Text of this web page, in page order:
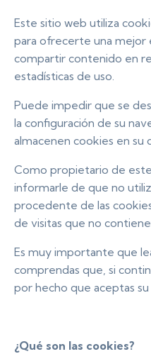
Este sitio web utiliza
para ofrecerte una mejor
compartir contenido en
estadísticas de uso.
Puede impedir que se
la configuración de su
almacenen cookies en su
Como propietario de
informarle de que no
procedente de las
de visitas que no
Es muy importante que
comprendas que, si
por hecho que aceptas su
¿Qué son las cookies?